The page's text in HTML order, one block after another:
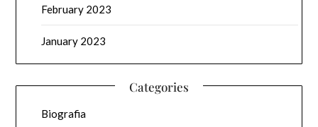
February 2023
January 2023
Categories
Biografia